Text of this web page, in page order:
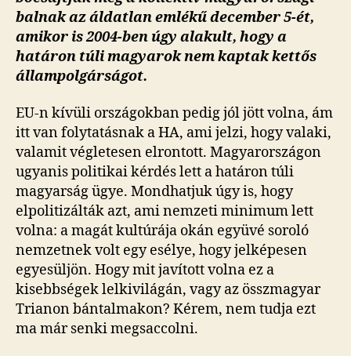
balnak az áldatlan emlékű december 5-ét,
amikor is 2004-ben úgy alakult, hogy a
határon túli magyarok nem kaptak kettős
állampolgárságot.
EU-n kívüli országokban pedig jól jött volna, ám
itt van folytatásnak a HA, ami jelzi, hogy valaki,
valamit végletesen elrontott. Magyarországon
ugyanis politikai kérdés lett a határon túli
magyarság ügye. Mondhatjuk úgy is, hogy
elpolitizálták azt, ami nemzeti minimum lett
volna: a magát kultúrája okán együvé soroló
nemzetnek volt egy esélye, hogy jelképesen
egyesüljön. Hogy mit javított volna ez a
kisebbségek lelkivilágán, vagy az összmagyar
Trianon bántalmakon? Kérem, nem tudja ezt
ma már senki megsaccolni.